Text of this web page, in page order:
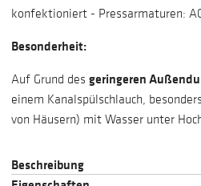
​konfektioniert - Pressarmaturen:
Besonderheit:
Auf Grund des geringeren
einem Kanalspülschlauch,
von Häusern) mit Wasser unter
Beschreibung